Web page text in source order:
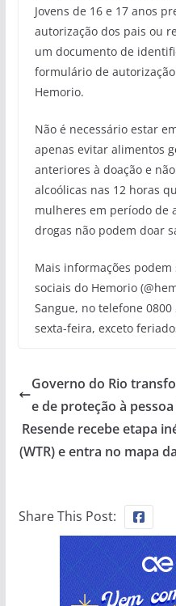
Jovens de 16 e 17 anos
autorização dos pais ou
um documento de
formulário de
Hemorio.
Não é necessário estar
apenas evitar alimentos
anteriores à doação e
alcoólicas nas 12 horas
mulheres em período de
drogas não podem doar
Mais informações
sociais do Hemorio
Sangue, no telefone
sexta-feira, exceto
Governo do Rio
e de proteção à
Resende recebe etapa
(WTR) e entra no mapa
Share This Post: